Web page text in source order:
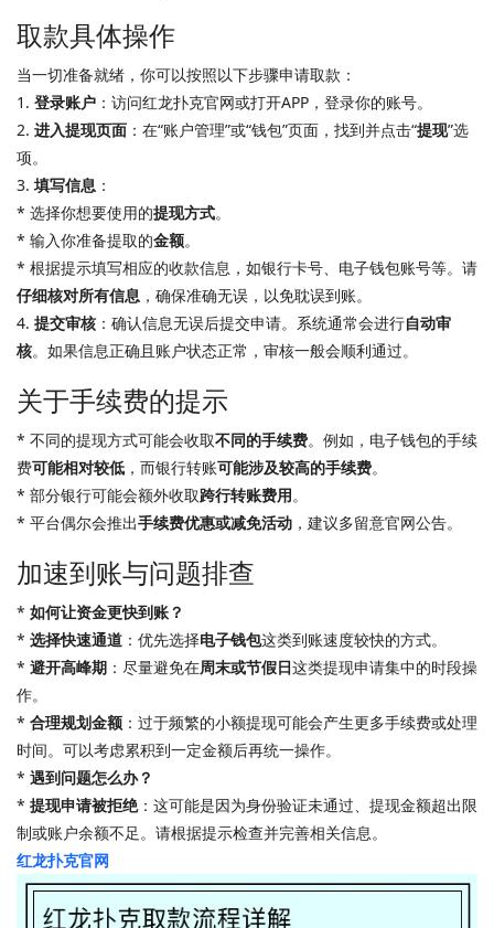
取款具体操作
当一切准备就绪，你可以按照以下步骤申请取款：
1. 登录账户 ：访问红龙扑克官网或打开APP，登录你的账号。
2. 进入提现页面 ：在“账户管理”或“钱包”页面，找到并点击“提现”选
项。
3. 填写信息 ：
* 选择你想要使用的提现方式。
* 输入你准备提取的金额。
* 根据提示填写相应的收款信息，如银行卡号、电子钱包账号等。请
仔细核对所有信息 ，确保准确无误，以免耽误到账。
4. 提交审核 ：确认信息无误后提交申请。系统通常会进行自动审
核。如果信息正确且账户状态正常，审核一般会顺利通过。
关于手续费的提示
* 不同的提现方式可能会收取不同的手续费。例如，电子钱包的手续
费可能相对较低 ，而银行转账可能涉及较高的手续费。
* 部分银行可能会额外收取跨行转账费用。
* 平台偶尔会推出手续费优惠或减免活动 ，建议多留意官网公告。
加速到账与问题排查
* 如何让资金更快到账？
* 选择快速通道 ：优先选择电子钱包这类到账速度较快的方式。
* 避开高峰期 ：尽量避免在周末或节假日这类提现申请集中的时段操
作。
* 合理规划金额 ：过于频繁的小额提现可能会产生更多手续费或处理
时间。可以考虑累积到一定金额后再统一操作。
* 遇到问题怎么办？
* 提现申请被拒绝：这可能是因为身份验证未通过、提现金额超出限
制或账户余额不足。请根据提示检查并完善相关信息。
红龙扑克官网